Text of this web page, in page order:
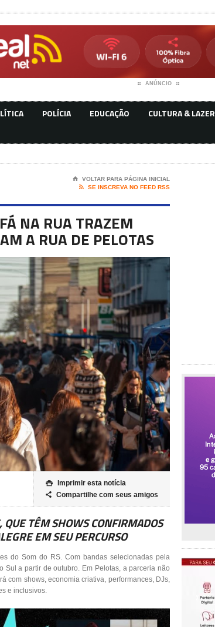
ANÚNCIO
POLÍCIA EDUCAÇÃO CULTURA & LAZER
⌂
VOLTAR PARA PÁGINA INICIAL

SE INSCREVA NO FEED RSS
NA RUA TRAZEM
A RUA DE PELOTAS
 Imprimir esta notícia
 Compartilhe com seus amigos
QUE TÊM SHOWS CONFIRMADOS
EM SEU PERCURSO
do Som do RS. Com bandas selecionadas pela
a partir de outubro. Em Pelotas, a parceria não
com shows, economia criativa, performances, DJs,
e inclusivos.